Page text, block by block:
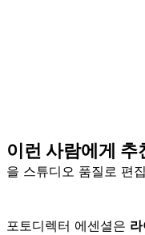
이런 사람에게 추
을 스튜디오 품질로 편
포토디렉터 에센셜은